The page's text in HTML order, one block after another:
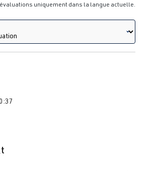
uniquement dans la langue actuelle.
une note de 5 sur 5 étoiles